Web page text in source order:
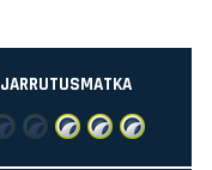
JARRUTUSMATKA